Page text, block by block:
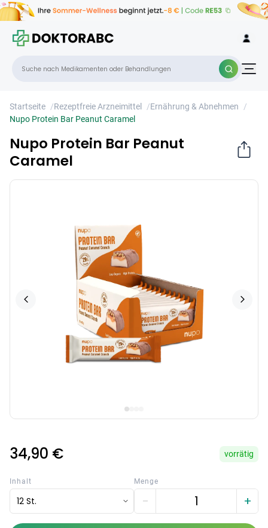
Startseite /Rezeptfreie Arzneimittel /Ernährung & Abnehmen
/
Nupo Protein Bar Peanut Caramel
Nupo Protein Bar Peanut
Caramel
34,90 € vorrätig
Inhalt
12 St.
Menge
− +
×